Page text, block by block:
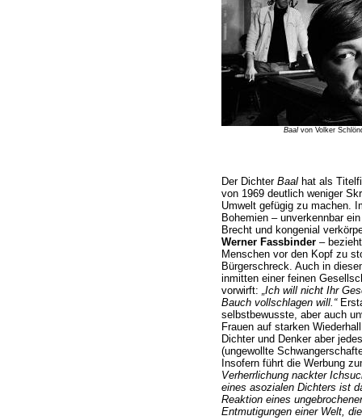
Baalvon Volker
Der Dichter Baalhat als
von 1969 deutlich weniger
Umwelt gefügig zu machen.
Bohemien – unverkennbar
Brecht und kongenial
Werner Fassbinder– bezieht
Menschen vor den Kopf zu
Bürgerschreck. Auch in
inmitten einer feinen
vorwirft: „Ich will nicht Ihr
Bauch vollschlagen will.“
selbstbewusste, aber auch
Frauen auf starken
Dichter und Denker aber
(ungewollte
Insofern führt die Werbung
Verherrlichung nackter
eines asozialen Dichters ist
Reaktion eines
Entmutigungen einer Welt,